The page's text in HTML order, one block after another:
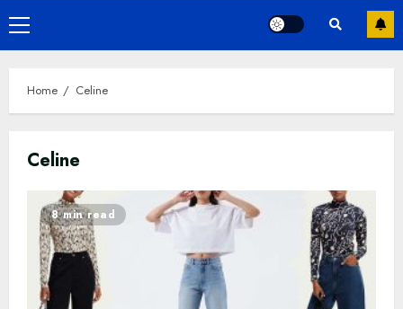
Primary
Menu
Home Celine
Celine
8 min read